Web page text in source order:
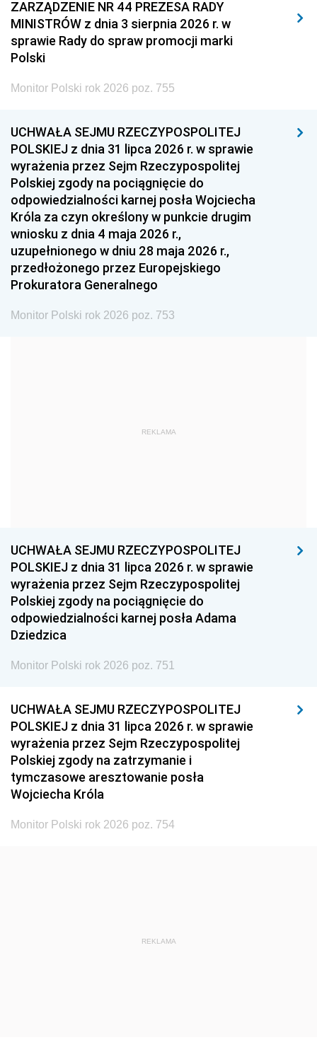
2011 2010 2009
2008 2007 2006
2005
1996 1995 1994
1993 1992 1991
1990 1989
1987 1986 1985
1984 1983
1981 1980 1979
1978 1977
1975 1974
1959
1939 1938 1937
1936 1930
ZARZĄDZENIE NR 44 PREZESA RADY
MINISTRÓW z dnia 3 sierpnia 2026 r. w
sprawie Rady do spraw promocji marki
Polski
Monitor Polski rok 2026 poz. 755
UCHWAŁA SEJMU RZECZYPOSPOLITEJ
POLSKIEJ z dnia 31 lipca 2026 r. w sprawie
wyrażenia przez Sejm Rzeczypospolitej
Polskiej zgody na pociągnięcie do
odpowiedzialności karnej posła Wojciecha
Króla za czyn określony w punkcie drugim
wniosku z dnia 4 maja 2026 r.,
uzupełnionego w dniu 28 maja 2026 r.,
przedłożonego przez Europejskiego
Prokuratora Generalnego
Monitor Polski rok 2026 poz. 753
REKLAMA
UCHWAŁA SEJMU RZECZYPOSPOLITEJ
POLSKIEJ z dnia 31 lipca 2026 r. w sprawie
wyrażenia przez Sejm Rzeczypospolitej
Polskiej zgody na pociągnięcie do
odpowiedzialności karnej posła Adama
Dziedzica
Monitor Polski rok 2026 poz. 751
UCHWAŁA SEJMU RZECZYPOSPOLITEJ
POLSKIEJ z dnia 31 lipca 2026 r. w sprawie
wyrażenia przez Sejm Rzeczypospolitej
Polskiej zgody na zatrzymanie i
tymczasowe aresztowanie posła
Wojciecha Króla
Monitor Polski rok 2026 poz. 754
REKLAMA